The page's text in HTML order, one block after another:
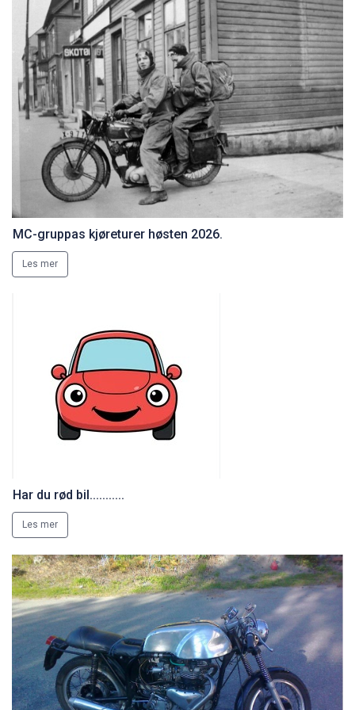
MC-gruppas kjøreturer høsten 2026.
Les mer
Har du rød bil...........
Les mer